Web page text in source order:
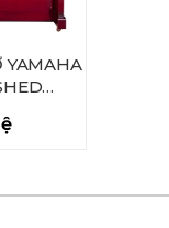
YAMAHA